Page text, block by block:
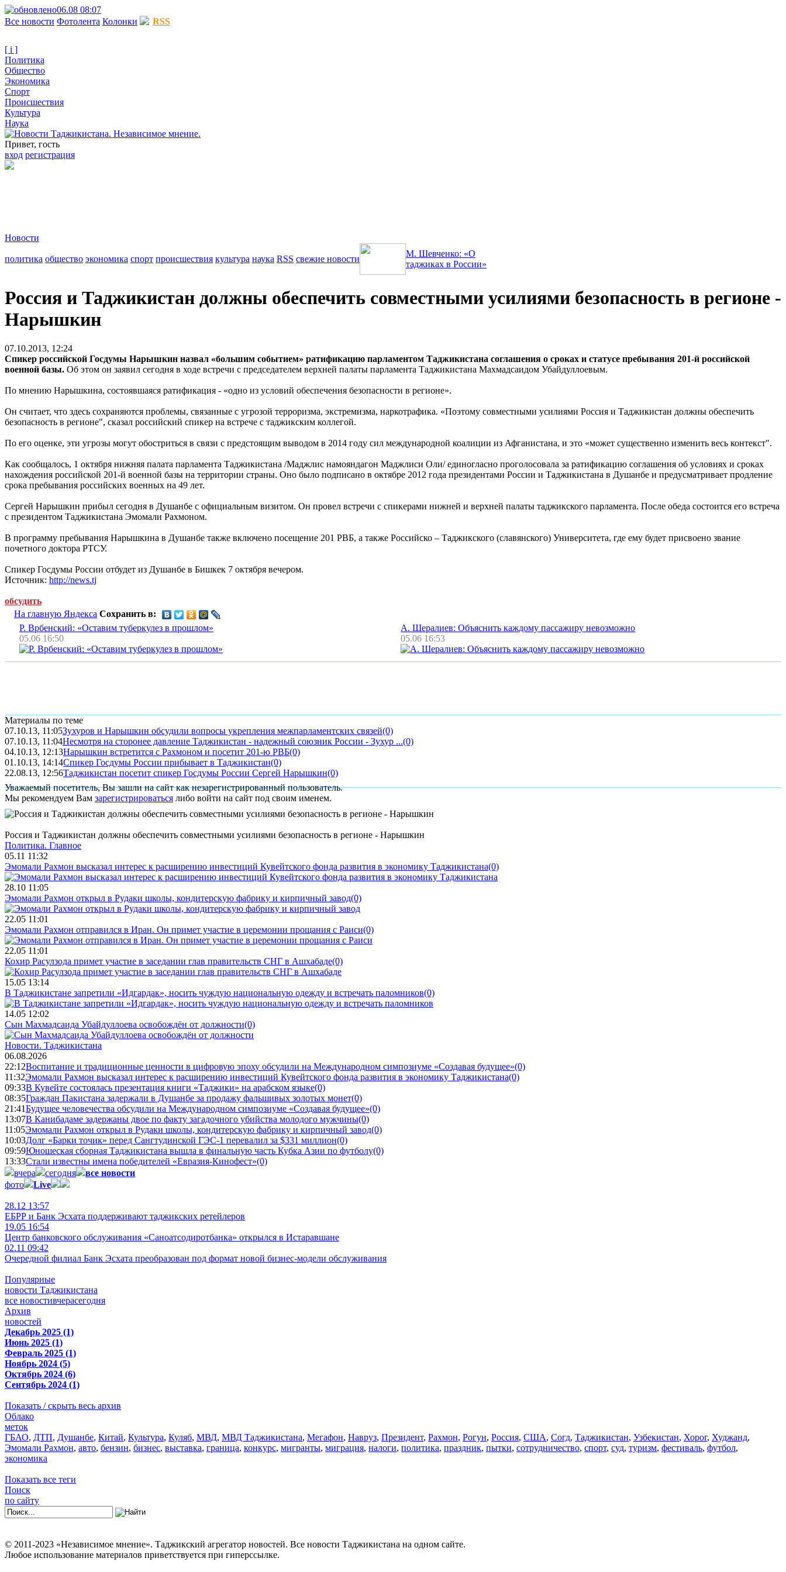
06.08 08:07
Все новости Фотолента Колонки RSS
[ i ]
Политика
Общество
Экономика
Спорт
Происшествия
Культура
Наука
Привет, гость
вход регистрация
Новости
политика общество экономика спорт происшествия культура наука RSS свежие новости
М. Шевченко: «О
таджиках в России»
Россия и Таджикистан должны обеспечить совместными усилиями безопасность в регионе -
Нарышкин
07.10.2013, 12:24
Спикер российской Госдумы Нарышкин назвал «большим событием» ратификацию парламентом Таджикистана соглашения о сроках и статусе пребывания 201-й российской
военной базы. Об этом он заявил сегодня в ходе встречи с председателем верхней палаты парламента Таджикистана Махмадсаидом Убайдуллоевым.
По мнению Нарышкина, состоявшаяся ратификация - «одно из условий обеспечения безопасности в регионе».
Он считает, что здесь сохраняются проблемы, связанные с угрозой терроризма, экстремизма, наркотрафика. «Поэтому совместными усилиями Россия и Таджикистан должны обеспечить
безопасность в регионе", сказал российский спикер на встрече с таджикским коллегой.
По его оценке, эти угрозы могут обостриться в связи с предстоящим выводом в 2014 году сил международной коалиции из Афганистана, и это «может существенно изменить весь контекст".
Как сообщалось, 1 октября нижняя палата парламента Таджикистана /Маджлис намояндагон Маджлиси Оли/ единогласно проголосовала за ратификацию соглашения об условиях и сроках
нахождения российской 201-й военной базы на территории страны. Оно было подписано в октябре 2012 года президентами России и Таджикистана в Душанбе и предусматривает продление
срока пребывания российских военных на 49 лет.
Сергей Нарышкин прибыл сегодня в Душанбе с официальным визитом. Он провел встречи с спикерами нижней и верхней палаты таджикского парламента. После обеда состоится его встреча
с президентом Таджикистана Эмомали Рахмоном.
В программу пребывания Нарышкина в Душанбе также включено посещение 201 РВБ, а также Российско – Таджикского (славянского) Университета, где ему будет присвоено звание
почетного доктора РТСУ.
Спикер Госдумы России отбудет из Душанбе в Бишкек 7 октября вечером.
Источник: http://news.tj
обсудить
На главную Яндекса Сохранить в:
Р. Врбенский: «Оставим туберкулез в прошлом»
05.06 16:50
А. Шералиев: Объяснить каждому пассажиру невозможно
05.06 16:53
Материалы по теме
07.10.13, 11:05Зухуров и Нарышкин обсудили вопросы укрепления межпарламентских связей(0)
07.10.13, 11:04Несмотря на сторонее давление Таджикистан - надежный союзник России - Зухур ...(0)
04.10.13, 12:13Нарышкин встретится с Рахмоном и посетит 201-ю РВБ(0)
01.10.13, 14:14Спикер Госдумы России прибывает в Таджикистан(0)
22.08.13, 12:56Таджикистан посетит спикер Госдумы России Сергей Нарышкин(0)
Уважаемый посетитель, Вы зашли на сайт как незарегистрированный пользователь.
Мы рекомендуем Вам зарегистрироваться либо войти на сайт под своим именем.
Россия и Таджикистан должны обеспечить совместными усилиями безопасность в регионе - Нарышкин
Политика. Главное
05.11 11:32
Эмомали Рахмон высказал интерес к расширению инвестиций Кувейтского фонда развития в экономику Таджикистана(0)
28.10 11:05
Эмомали Рахмон открыл в Рудаки школы, кондитерскую фабрику и кирпичный завод(0)
22.05 11:01
Эмомали Рахмон отправился в Иран. Он примет участие в церемонии прощания с Раиси(0)
22.05 11:01
Кохир Расулзода примет участие в заседании глав правительств СНГ в Ашхабаде(0)
15.05 13:14
В Таджикистане запретили «Идгардак», носить чуждую национальную одежду и встречать паломников(0)
14.05 12:02
Сын Махмадсаида Убайдуллоева освобождён от должности(0)
Новости. Таджикистана
06.08.2026
22:12Воспитание и традиционные ценности в цифровую эпоху обсудили на Международном симпозиуме «Создавая будущее»(0)
11:32Эмомали Рахмон высказал интерес к расширению инвестиций Кувейтского фонда развития в экономику Таджикистана(0)
09:33В Кувейте состоялась презентация книги «Таджики» на арабском языке(0)
08:35Граждан Пакистана задержали в Душанбе за продажу фальшивых золотых монет(0)
21:41Будущее человечества обсудили на Международном симпозиуме «Создавая будущее»(0)
13:07В Канибадаме задержаны двое по факту загадочного убийства молодого мужчины(0)
11:05Эмомали Рахмон открыл в Рудаки школы, кондитерскую фабрику и кирпичный завод(0)
10:03Долг «Барки точик» перед Сангтудинской ГЭС-1 перевалил за $331 миллион(0)
09:59Юношеская сборная Таджикистана вышла в финальную часть Кубка Азии по футболу(0)
13:33Стали известны имена победителей «Евразия-Кинофест»(0)
вчера
сегодня
все новости
фото
Live
28.12 13:57
ЕБРР и Банк Эсхата поддерживают таджикских ретейлеров
19.05 16:54
Центр банковского обслуживания «Саноатсодиротбанка» открылся в Истаравшане
02.11 09:42
Очередной филиал Банк Эсхата преобразован под формат новой бизнес-модели обслуживания
Популярные
новости Таджикистана
все новостивчерасегодня
Архив
новостей
Декабрь 2025 (1)
Июнь 2025 (1)
Февраль 2025 (1)
Ноябрь 2024 (5)
Октябрь 2024 (6)
Сентябрь 2024 (1)
Показать / скрыть весь архив
Облако
меток
ГБАО, ДТП, Душанбе, Китай, Культура, Куляб, МВД, МВД Таджикистана, Мегафон, Навруз, Президент, Рахмон, Рогун, Россия, США, Согд, Таджикистан, Узбекистан, Хорог, Худжанд,
Эмомали Рахмон, авто, бензин, бизнес, выставка, граница, конкурс, мигранты, миграция, налоги, политика, праздник, пытки, сотрудничество, спорт, суд, туризм, фестиваль, футбол,
экономика
Показать все теги
Поиск
по сайту
© 2011-2023 «Независимое мнение». Таджикский агрегатор новостей. Все новости Таджикистана на одном сайте.
Любое использование материалов приветствуется при гиперссылке.